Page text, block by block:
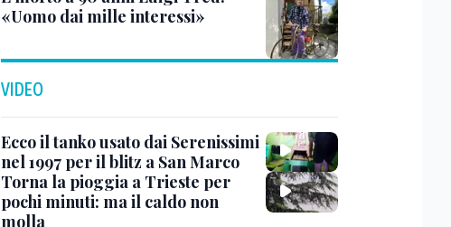
«Uomo dai mille interessi»
VIDEO
Ecco il tanko usato dai Serenissimi
nel 1997 per il blitz a San Marco
Torna la pioggia a Trieste per
pochi minuti: ma il caldo non
molla